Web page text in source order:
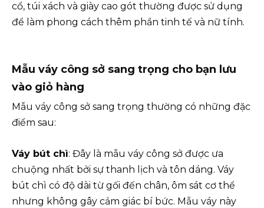
cổ, túi xách và giày cao gót thường được sử dụng
để làm phong cách thêm phần tinh tế và nữ tính.
Mẫu váy công sở sang trọng cho bạn lưu
vào giỏ hàng
Mẫu váy công sở sang trọng thường có những đặc
điểm sau:
Váy bút chì: Đây là mẫu váy công sở được ưa
chuộng nhất bởi sự thanh lịch và tôn dáng. Váy
bút chì có độ dài từ gối đến chân, ôm sát cơ thể
nhưng không gây cảm giác bí bức. Mẫu váy này